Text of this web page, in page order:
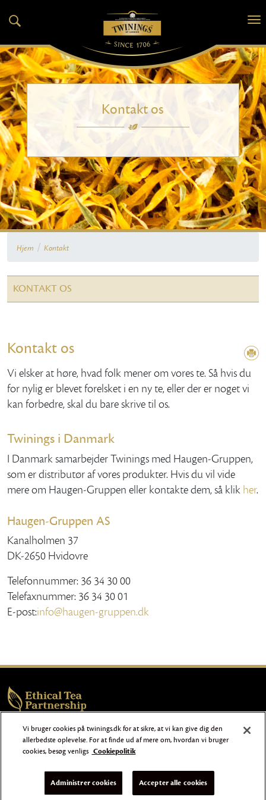
Kontakt os
Hjem / Kontakt
KONTAKT OS
Kontakt os
Vi elsker at høre, hvad folk mener om vores te. Så hvis du
for nylig er blevet forelsket i en ny te, eller der er noget vi
kan forbedre, skal du bare skrive til os.
Twinings i Danmark
I Danmark samarbejder Twinings med Haugen-Gruppen,
som er distributør af vores produkter. Hvis du vil vide
mere om Haugen-Gruppen eller kontakte dem, så klik her.
Haugen-Gruppen AS
Kanalholmen 37
DK-2650 Hvidovre
Telefonnummer: 36 34 30 00
Telefaxnummer: 36 34 30 01
E-post:info@haugen-gruppen.dk
© Twinings 2026 | Brugervilkår Cookies Kontakt Sitemap | Online
Persondatameddelelse
Vi bruger cookies på twinings.dk for at sikre, at vi kan give dig den
allerbedste oplevelse. For at finde ud af mere om, hvordan vi bruger
cookies, besøg venligs Cookiepolitik
Administrer cookies Accepter alle cookies